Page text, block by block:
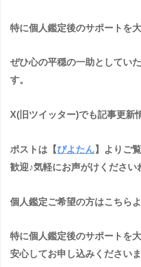
特に個人鑑定後のサポートを
ぜひ心の平穏の一助としてい
す。
X(旧ツイッター)でも記事更新
ポストは【ぴよたん】よりご
歓迎♪気軽にお声がけくださ
個人鑑定ご希望の方はこちら
特に個人鑑定後のサポートを
安心してお申し込みくださいま